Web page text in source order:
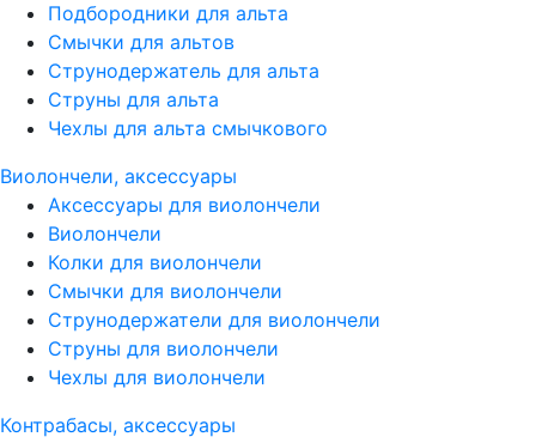
Подбородники для альта
Смычки для альтов
Струнодержатель для альта
Струны для альта
Чехлы для альта смычкового
Виолончели, аксессуары
Аксессуары для виолончели
Виолончели
Колки для виолончели
Смычки для виолончели
Струнодержатели для виолончели
Струны для виолончели
Чехлы для виолончели
Контрабасы, аксессуары